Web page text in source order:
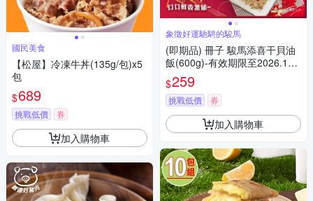
國民美食
【松屋】冷凍牛丼(135g/包)x5
包
$689
挑戰低價 券
加入購物車
象徵好運馳騁的駿馬
(即期品) 冊子 駿馬添喜干貝油
飯(600g)-有效期限至2026.10.
01
$259
挑戰低價 券
加入購物車